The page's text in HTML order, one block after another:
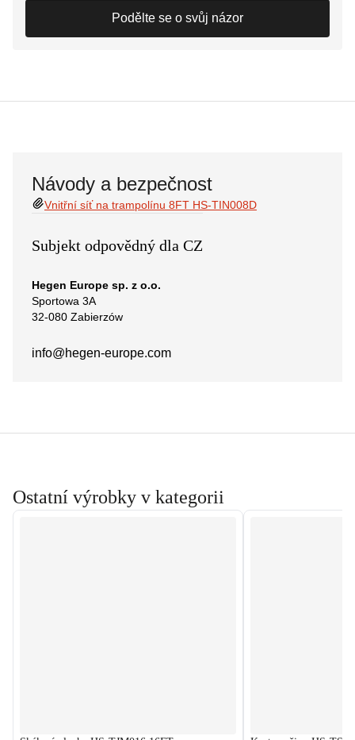
Podělte se o svůj názor
Návody a bezpečnost
Vnitřní síť na trampolínu 8FT HS-TIN008D
Subjekt odpovědný dla CZ
Hegen Europe sp. z o.o.
Sportowa 3A
32-080 Zabierzów
info@hegen-europe.com
Ostatní výrobky v kategorii